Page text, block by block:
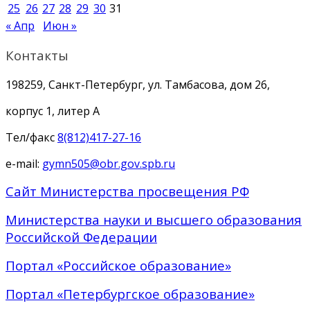
25 26 27 28 29 30 31
« Апр
Июн »
Контакты
198259, Санкт-Петербург, ул. Тамбасова, дом 26,
корпус 1, литер А
Тел/факс8(812)417-27-16
e-mail: gymn505@obr.gov.spb.ru
Сайт Министерства просвещения РФ
Министерства науки и высшего образования
Российской Федерации
Портал «Российское образование»
Портал «Петербургское образование»